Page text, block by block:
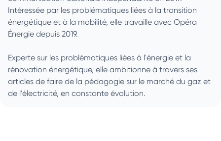
Intéressée par les problématiques liées à la transition
énergétique et à la mobilité, elle travaille avec Opéra
Énergie depuis 2019.
Experte sur les problématiques liées à l'énergie et la
rénovation énergétique, elle ambitionne à travers ses
articles de faire de la pédagogie sur le marché du gaz et
de l’électricité, en constante évolution.